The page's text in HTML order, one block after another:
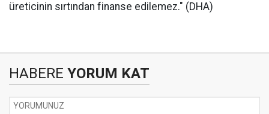
üreticinin sırtından finanse edilemez." (DHA)
HABERE YORUM KAT